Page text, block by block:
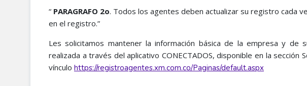
“ PARAGRAFO 2o. Todos los agentes deben actualizar su registro cada
en el registro.​”
Les solicitamos mantener la información básica de la empresa y de
realizada a través del aplicativo CONECTADOS, disponible en la
vínculo https://registroagentes.xm.com.co/Paginas/default.aspx​​